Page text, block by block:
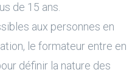
de 15 ans.
aux personnes en
le formateur entre en
définir la nature des